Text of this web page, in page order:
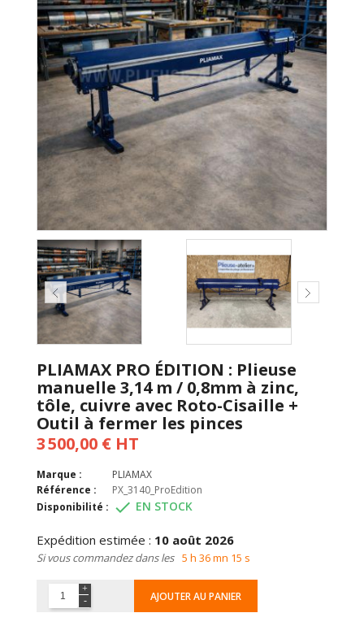
PLIAMAX PRO ÉDITION : Plieuse
manuelle 3,14 m / 0,8mm à zinc,
tôle, cuivre avec Roto-Cisaille +
Outil à fermer les pinces
3 500,00 € HT
Marque :
PLIAMAX
Référence :
PX_3140_ProEdition
Disponibilité :  EN STOCK
Expédition estimée : 10 août 2026
Si vous commandez dans les 5 h 36 mn 14 s
AJOUTER AU PANIER